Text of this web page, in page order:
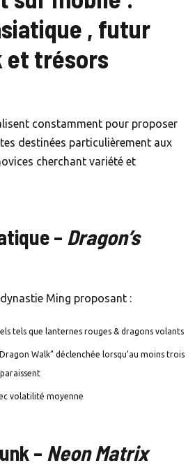
, futur
et trésors
constamment pour proposer
destinées particulièrement aux
cherchant variété et
– Dragon’s
Ming proposant :
tels que lanternes rouges & dragons volants
Walk” déclenchée lorsqu’au moins trois
volatilité moyenne
– Neon Matrix